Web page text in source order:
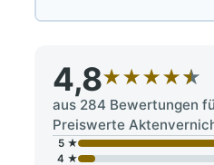
4,8★★★★★
aus 284 Bewertungen
Preiswerte
5 ★
4 ★